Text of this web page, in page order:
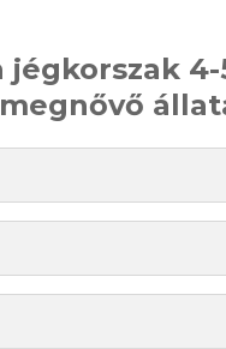
jégkorszak
megnővő